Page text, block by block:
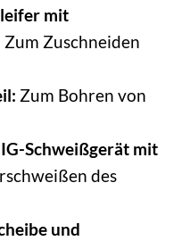
mit
Zum Zuschneiden
Zum Bohren von
Schweißgerät mit
des
und